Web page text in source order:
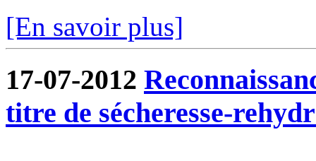
[En savoir plus]
17-07-2012
titre de sécheresse-